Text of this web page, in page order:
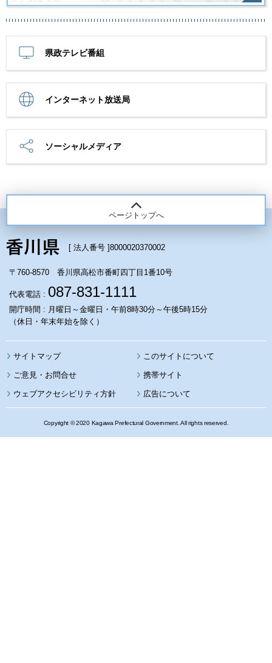
県政テレビ番組
インターネット放送局
ソーシャルメディア
ページトップへ
[ 法人番号 ]8000020370002
〒760-8570 香川県高松市番町四丁目1番10号
代表電話 : 087-831-1111
開庁時間 : 月曜日～金曜日・午前8時30分～午後5時15分
（休日・年末年始を除く）
サイトマップ このサイトについて
携帯サイト
ウェブアクセシビリティ方針 広告について
Copyright © 2020 Kagawa Prefectural Government. All rights reserved.